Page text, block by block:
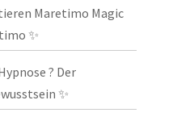
Maretimo Magic
✨
? Der
✨